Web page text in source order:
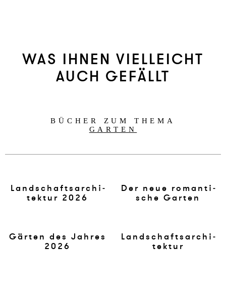
WAS IHNEN VIELLEICHT
AUCH GEFÄLLT
BÜCHER ZUM THEMA
GARTEN
Landschaf­t­sar­chi­
tek­tur 2026
Der neue ro­man­ti­
sche Gar­ten
Gärten des Jah­res
2026
Landschaf­t­sar­chi­
tek­tur